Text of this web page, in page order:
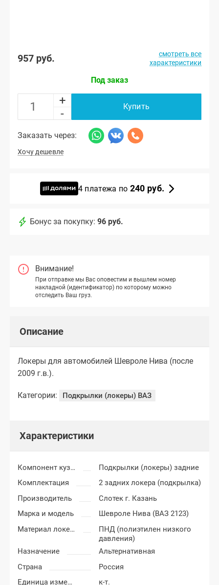
957 руб.
смотреть все
характеристики
Под заказ
+
-
Купить
Заказать через:
Хочу дешевле
4 платежа по 240 руб.
Бонус за покупку: 96 руб.
Внимание!
При отправке мы Вас оповестим и вышлем номер
накладной (идентификатор) по которому можно
отследить Ваш груз.
Описание
Локеры для автомобилей Шевроле Нива (после
2009 г.в.).
Категории: Подкрылки (локеры) ВАЗ
Характеристики
Компонент кузова
Подкрылки (локеры) задние
Комплектация
2 задних локера (подкрылка)
Производитель
Слотек г. Казань
Марка и модель
Шевроле Нива (ВАЗ 2123)
Материал локеров
ПНД (полиэтилен низкого
давления)
Назначение
Альтернативная
Страна
Россия
Единица измерения
к-т.